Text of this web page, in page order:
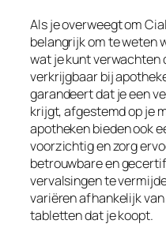
Als je overweegt om
belangrijk om te weten
wat je kunt verwachten
verkrijgbaar bij
garandeert dat je een
krijgt, afgestemd op je
apotheken bieden ook
voorzichtig en zorg
betrouwbare en
vervalsingen te
variëren afhankelijk
tabletten dat je koopt.